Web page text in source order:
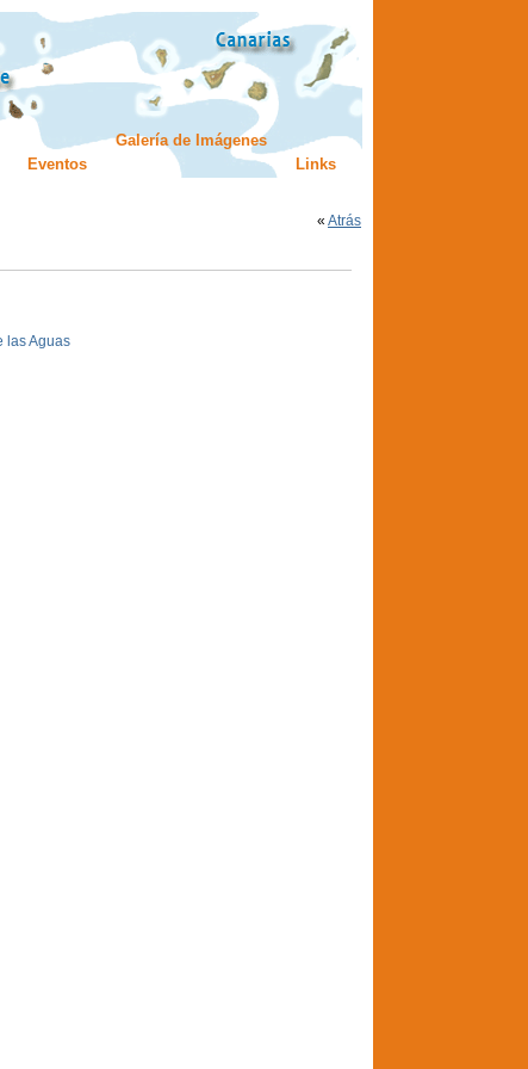
Eventos
Galería de Imágenes
Links
« Atrás